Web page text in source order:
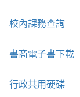
校內課務查詢
書商電子書下載
行政共用硬碟